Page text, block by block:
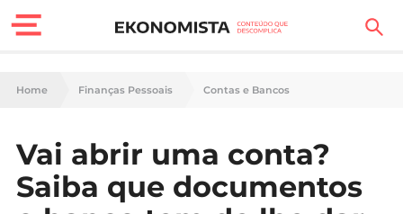
Finanças Pessoais
Carreira
Home Finanças Pessoais Contas e Bancos
Vai abrir uma conta?
Saiba que documentos